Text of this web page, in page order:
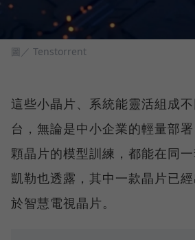
圖／ Tenstorrent
這些小晶片、系統能靈活組成
台，無論是中小企業的輕量部
顆晶片的模型訓練，都能在同一
凱勒也透露，其中一款晶片已
於智慧電視晶片。